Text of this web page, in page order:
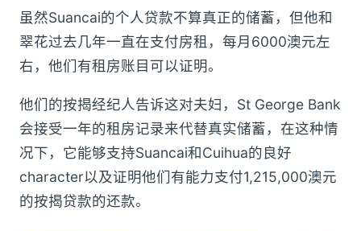
虽然Suancai的个人贷款不算真正的储蓄，但他和
翠花过去几年一直在支付房租，每月6000澳元左
右，他们有租房账目可以证明。
他们的按揭经纪人告诉这对夫妇，St George Bank
会接受一年的租房记录来代替真实储蓄，在这种情
况下，它能够支持Suancai和Cuihua的良好
character以及证明他们有能力支付1,215,000澳元
的按揭贷款的还款。